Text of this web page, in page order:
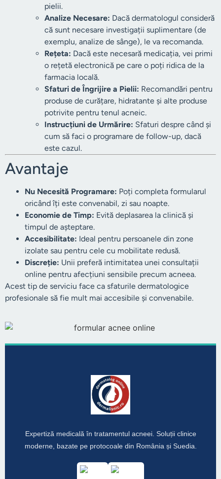
pielii.
Analize Necesare: Dacă dermatologul consideră
că sunt necesare investigații suplimentare (de
exemplu, analize de sânge), le va recomanda.
Rețeta: Dacă este necesară medicația, vei primi
o rețetă electronică pe care o poți ridica de la
farmacia locală.
Sfaturi de Îngrijire a Pielii: Recomandări pentru
produse de curățare, hidratante și alte produse
potrivite pentru tenul acneic.
Instrucțiuni de Urmărire: Sfaturi despre când și
cum să faci o programare de follow-up, dacă
este cazul.
Avantaje
Nu Necesită Programare: Poți completa formularul
oricând îți este convenabil, zi sau noapte.
Economie de Timp: Evită deplasarea la clinică și
timpul de așteptare.
Accesibilitate: Ideal pentru persoanele din zone
izolate sau pentru cele cu mobilitate redusă.
Discreție: Unii preferă intimitatea unei consultații
online pentru afecțiuni sensibile precum acneea.
Acest tip de serviciu face ca sfaturile dermatologice
profesionale să fie mult mai accesibile și convenabile.
Expertiză medicală în tratamentul acneei. Soluții clinice
moderne, bazate pe protocoale din România și Suedia.